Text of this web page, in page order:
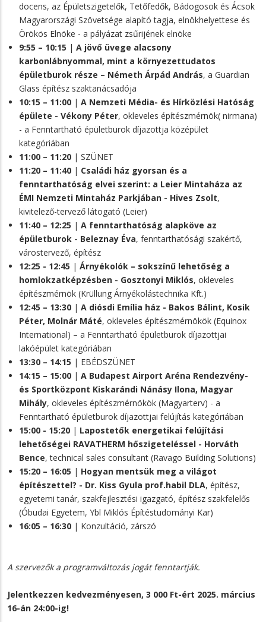
docens, az Épületszigetelők, Tetőfedők, Bádogosok és Ácsok
Magyarországi Szövetsége alapító tagja, elnökhelyettese és
Örökös Elnöke - a pályázat zsűrijének elnöke
9:55 – 10:15 | A jövő üvege alacsony
karbonlábnyommal, mint a környezettudatos
épületburok része – Németh Árpád András, a Guardian
Glass építész szaktanácsadója
10:15 – 11:00 | A Nemzeti Média- és Hírközlési Hatóság
épülete - Vékony Péter, okleveles építészmérnök( nirmana)
- a Fenntartható épületburok díjazottja középület
kategóriában
11:00 – 11:20 | SZÜNET
11:20 – 11:40 | Családi ház gyorsan és a
fenntarthatóság elvei szerint: a Leier Mintaháza az
ÉMI Nemzeti Mintaház Parkjában - Hives Zsolt,
kivitelező-tervező látogató (Leier)
11:40 – 12:25 | A fenntarthatóság alapköve az
épületburok - Beleznay Éva, fenntarthatósági szakértő,
várostervező, építész
12:25 - 12:45 | Árnyékolók – sokszínű lehetőség a
homlokzatképzésben - Gosztonyi Miklós, okleveles
építészmérnök (Krüllung Árnyékolástechnika Kft.)
12:45 – 13:30 | A diósdi Emília ház - Bakos Bálint, Kosik
Péter, Molnár Máté, okleveles építészmérnökök (Equinox
International) – a Fenntartható épületburok díjazottjai
lakóépület kategóriában
13:30 – 14:15 | EBÉDSZÜNET
14:15 – 15:00 | A Budapest Airport Aréna Rendezvény-
és Sportközpont Kiskarándi Nánásy Ilona, Magyar
Mihály, okleveles építészmérnökök (Magyarterv) - a
Fenntartható épületburok díjazottjai felújítás kategóriában
15:00 - 15:20 | Lapostetők energetikai felújítási
lehetőségei RAVATHERM hőszigeteléssel - Horváth
Bence, technical sales consultant (Ravago Building Solutions)
15:20 – 16:05 | Hogyan mentsük meg a világot
építészettel? - Dr. Kiss Gyula prof.habil DLA, építész,
egyetemi tanár, szakfejlesztési igazgató, építész szakfelelős
(Óbudai Egyetem, Ybl Miklós Építéstudományi Kar)
16:05 – 16:30 | Konzultáció, zárszó
A szervezők a programváltozás jogát fenntartják.
Jelentkezzen kedvezményesen, 3 000 Ft-ért 2025. március
16-án 24:00-ig!